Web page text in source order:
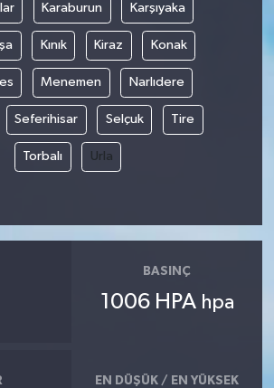
Karaburun Karşıyaka
Kınık Kiraz Konak
Menemen Narlıdere
Seferihisar Selçuk Tire
Torbalı Urla
BASINÇ
1006 HPA hpa
EN DÜŞÜK / EN YÜKSEK